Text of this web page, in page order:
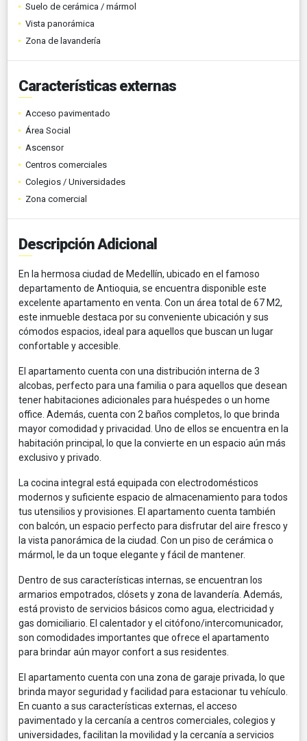
Suelo de cerámica / mármol
Vista panorámica
Zona de lavandería
Características externas
Acceso pavimentado
Área Social
Ascensor
Centros comerciales
Colegios / Universidades
Zona comercial
Descripción Adicional
En la hermosa ciudad de Medellín, ubicado en el famoso
departamento de Antioquia, se encuentra disponible este
excelente apartamento en venta. Con un área total de 67 M2,
este inmueble destaca por su conveniente ubicación y sus
cómodos espacios, ideal para aquellos que buscan un lugar
confortable y accesible.
El apartamento cuenta con una distribución interna de 3
alcobas, perfecto para una familia o para aquellos que desean
tener habitaciones adicionales para huéspedes o un home
office. Además, cuenta con 2 baños completos, lo que brinda
mayor comodidad y privacidad. Uno de ellos se encuentra en la
habitación principal, lo que la convierte en un espacio aún más
exclusivo y privado.
La cocina integral está equipada con electrodomésticos
modernos y suficiente espacio de almacenamiento para todos
tus utensilios y provisiones. El apartamento cuenta también
con balcón, un espacio perfecto para disfrutar del aire fresco y
la vista panorámica de la ciudad. Con un piso de cerámica o
mármol, le da un toque elegante y fácil de mantener.
Dentro de sus características internas, se encuentran los
armarios empotrados, clósets y zona de lavandería. Además,
está provisto de servicios básicos como agua, electricidad y
gas domiciliario. El calentador y el citófono/intercomunicador,
son comodidades importantes que ofrece el apartamento
para brindar aún mayor confort a sus residentes.
El apartamento cuenta con una zona de garaje privada, lo que
brinda mayor seguridad y facilidad para estacionar tu vehículo.
En cuanto a sus características externas, el acceso
pavimentado y la cercanía a centros comerciales, colegios y
universidades, facilitan la movilidad y la cercanía a servicios